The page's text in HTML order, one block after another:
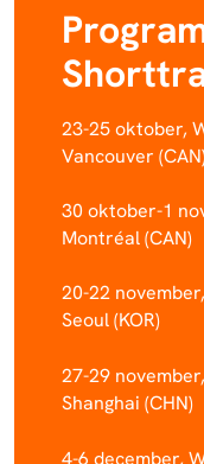
23-25 oktober,
Vancouver
30 oktober-1
Montréal (CAN)
20-22
Seoul (KOR)
27-29
Shanghai (CHN)
4-6 december,